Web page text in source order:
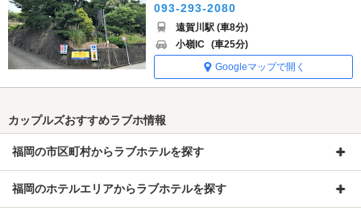
093-293-2080
遠賀川駅 (車8分)
小嶺IC (車25分)
Googleマップで開く
カップルズおすすめラブホ情報
福岡の市区町村からラブホテルを探す
福岡のホテルエリアからラブホテルを探す